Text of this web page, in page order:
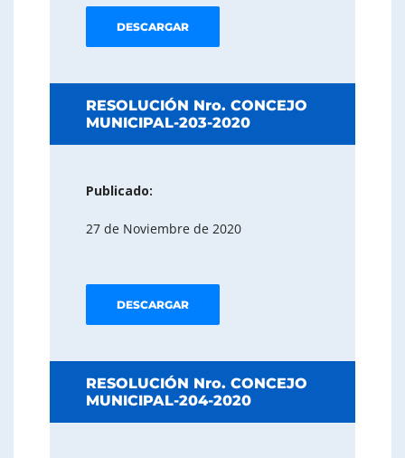
DESCARGAR
RESOLUCIÓN Nro. CONCEJO
MUNICIPAL-203-2020
Publicado:
27 de Noviembre de 2020
DESCARGAR
RESOLUCIÓN Nro. CONCEJO
MUNICIPAL-204-2020